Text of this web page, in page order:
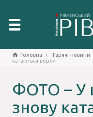
Головна Гарячі новини
катаються верхи
ФОТО – У
знову